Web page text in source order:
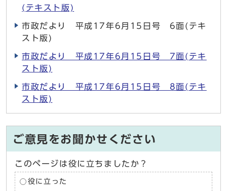
(テキスト版)
市政だより 平成17年6月15日号 6面(テキ
スト版)
市政だより 平成17年6月15日号 7面(テキ
スト版)
市政だより 平成17年6月15日号 8面(テキ
スト版)
ご意見をお聞かせください
このページは役に立ちましたか？
役に立った